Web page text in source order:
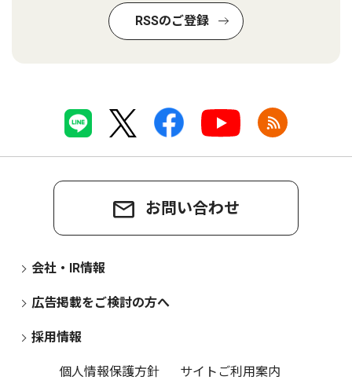
RSSのご登録
お問い合わせ
会社・IR情報
広告掲載をご検討の方へ
採用情報
個人情報保護方針
サイトご利用案内